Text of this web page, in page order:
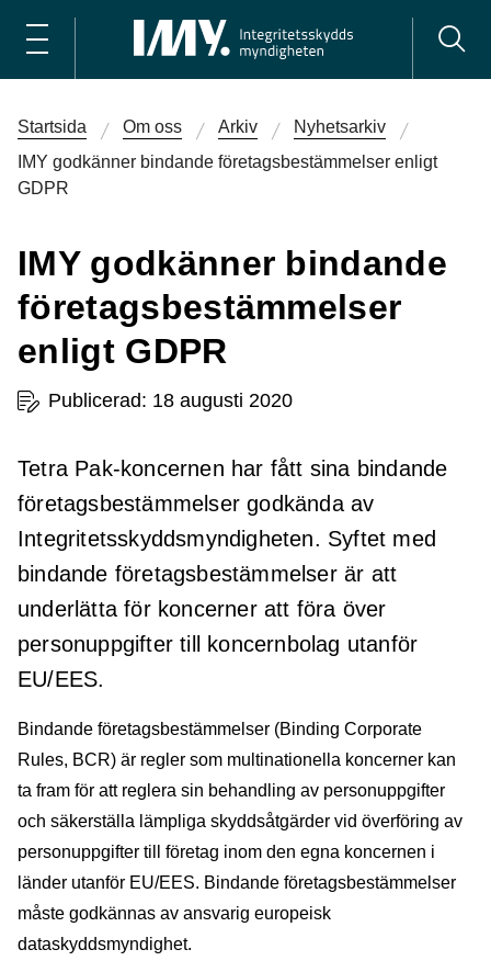
Startsida Om oss Arkiv
Nyhetsarkiv
IMY godkänner bindande företagsbestämmelser enligt
GDPR
IMY godkänner bindande
företagsbestämmelser
enligt GDPR
Publicerad: 18 augusti 2020
Tetra Pak-koncernen har fått sina bindande
företagsbestämmelser godkända av
Integritetsskyddsmyndigheten. Syftet med
bindande företagsbestämmelser är att
underlätta för koncerner att föra över
personuppgifter till koncernbolag utanför
EU/EES.
Bindande företagsbestämmelser (Binding Corporate
Rules, BCR) är regler som multinationella koncerner kan
ta fram för att reglera sin behandling av personuppgifter
och säkerställa lämpliga skyddsåtgärder vid överföring av
personuppgifter till företag inom den egna koncernen i
länder utanför EU/EES. Bindande företagsbestämmelser
måste godkännas av ansvarig europeisk
dataskyddsmyndighet.